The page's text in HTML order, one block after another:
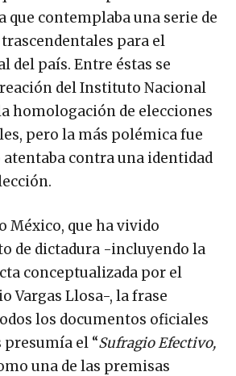
contemplaba una serie de
para el
del país. Entre éstas se
del Instituto Nacional
homologación de elecciones
pero la más polémica fue
contra una identidad
México, que ha vivido
de dictadura -incluyendo la
conceptualizada por el
Vargas Llosa-, la frase
los documentos oficiales
presumía el “Sufragio Efectivo,
una de las premisas